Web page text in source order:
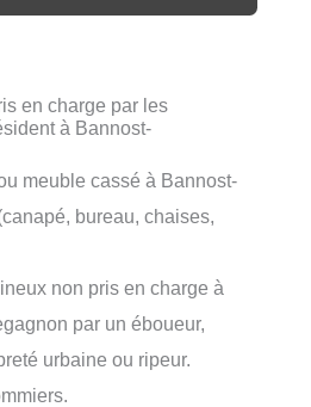
en charge par les
à Bannost-
meuble cassé à Bannost-
bureau, chaises,
non pris en charge à
par un éboueur,
urbaine ou ripeur.